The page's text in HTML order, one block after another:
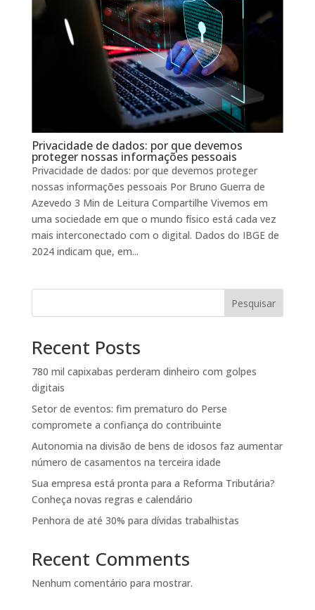
Privacidade de dados: por que devemos
proteger nossas informações pessoais
Privacidade de dados: por que devemos proteger
nossas informações pessoais Por Bruno Guerra de
Azevedo 3 Min de Leitura Compartilhe Vivemos em
uma sociedade em que o mundo físico está cada vez
mais interconectado com o digital. Dados do IBGE de
2024 indicam que, em...
Pesquisar
Recent Posts
780 mil capixabas perderam dinheiro com golpes
digitais
Setor de eventos: fim prematuro do Perse
compromete a confiança do contribuinte
Autonomia na divisão de bens de idosos faz aumentar
número de casamentos na terceira idade
Sua empresa está pronta para a Reforma Tributária?
Conheça novas regras e calendário
Penhora de até 30% para dívidas trabalhistas
Recent Comments
Nenhum comentário para mostrar.